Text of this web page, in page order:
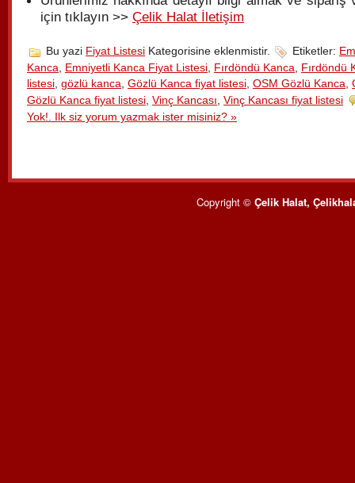
için tıklayın >> Çelik Halat İletişim
Bu yazi Fiyat Listesi Kategorisine eklenmistir. Etiketler:
Kanca
Emniyetli Kanca Fiyat Listesi Fırdöndü Kanca
Fırdöndü
listesi gözlü kanca Gözlü Kanca fiyat listesi OSM Gözlü Kanca
Gözlü Kanca fiyat listesi Vinç Kancası Vinç Kancası fiyat listesi
Yok!. Ilk siz yorum yazmak ister misiniz? »
Copyright © Çelik Halat,